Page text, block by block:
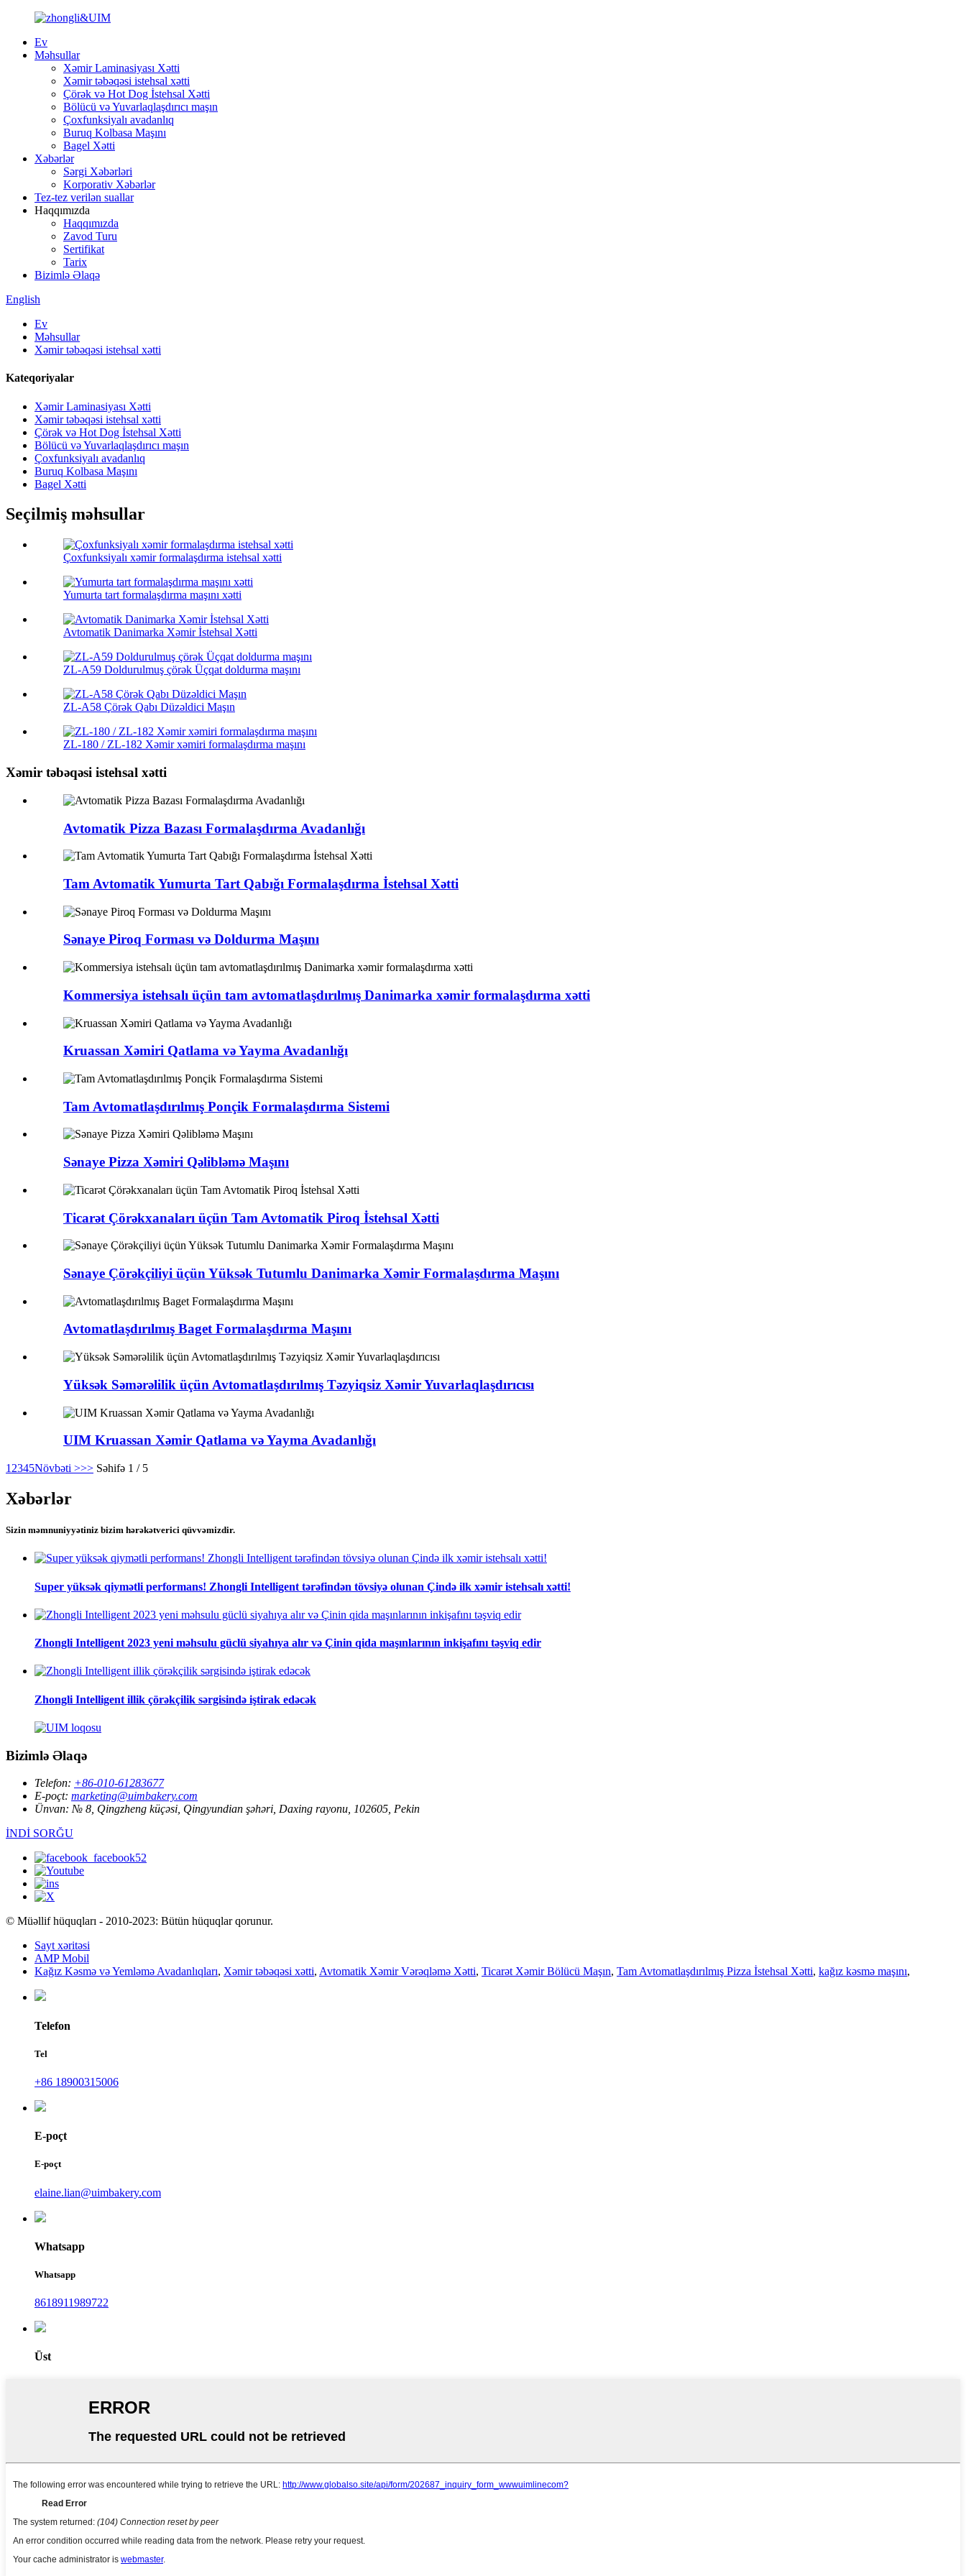
Ev
Məhsullar
Xəmir Laminasiyası Xətti
Xəmir təbəqəsi istehsal xətti
Çörək və Hot Dog İstehsal Xətti
Bölücü və Yuvarlaqlaşdırıcı maşın
Çoxfunksiyalı avadanlıq
Buruq Kolbasa Maşını
Bagel Xətti
Xəbərlər
Sərgi Xəbərləri
Korporativ Xəbərlər
Tez-tez verilən suallar
Haqqımızda
Haqqımızda
Zavod Turu
Sertifikat
Tarix
Bizimlə Əlaqə
English
Ev
Məhsullar
Xəmir təbəqəsi istehsal xətti
Kateqoriyalar
Xəmir Laminasiyası Xətti
Xəmir təbəqəsi istehsal xətti
Çörək və Hot Dog İstehsal Xətti
Bölücü və Yuvarlaqlaşdırıcı maşın
Çoxfunksiyalı avadanlıq
Buruq Kolbasa Maşını
Bagel Xətti
Seçilmiş məhsullar
Çoxfunksiyalı xəmir formalaşdırma istehsal xətti
Yumurta tart formalaşdırma maşını xətti
Avtomatik Danimarka Xəmir İstehsal Xətti
ZL-A59 Doldurulmuş çörək Üçqat doldurma maşını
ZL-A58 Çörək Qabı Düzəldici Maşın
ZL-180 / ZL-182 Xəmir xəmiri formalaşdırma maşını
Xəmir təbəqəsi istehsal xətti
Avtomatik Pizza Bazası Formalaşdırma Avadanlığı
Tam Avtomatik Yumurta Tart Qabığı Formalaşdırma İstehsal Xətti
Sənaye Piroq Forması və Doldurma Maşını
Kommersiya istehsalı üçün tam avtomatlaşdırılmış Danimarka xəmir formalaşdırma xətti
Kruassan Xəmiri Qatlama və Yayma Avadanlığı
Tam Avtomatlaşdırılmış Ponçik Formalaşdırma Sistemi
Sənaye Pizza Xəmiri Qəlibləmə Maşını
Ticarət Çörəkxanaları üçün Tam Avtomatik Piroq İstehsal Xətti
Sənaye Çörəkçiliyi üçün Yüksək Tutumlu Danimarka Xəmir Formalaşdırma Maşını
Avtomatlaşdırılmış Baget Formalaşdırma Maşını
Yüksək Səmərəlilik üçün Avtomatlaşdırılmış Təzyiqsiz Xəmir Yuvarlaqlaşdırıcısı
UIM Kruassan Xəmir Qatlama və Yayma Avadanlığı
1 2345Növbəti >>> Səhifə 1 / 5
Xəbərlər
Sizin məmnuniyyətiniz bizim hərəkətverici qüvvəmizdir.
Super yüksək qiymətli performans! Zhongli Intelligent tərəfindən tövsiyə olunan Çində ilk xəmir istehsalı xətti!
Zhongli Intelligent 2023 yeni məhsulu güclü siyahıya alır və Çinin qida maşınlarının inkişafını təşviq edir
Zhongli Intelligent illik çörəkçilik sərgisində iştirak edəcək
Bizimlə Əlaqə
Telefon: +86-010-61283677
E-poçt: marketing@uimbakery.com
Ünvan: № 8, Qingzheng küçəsi, Qingyundian şəhəri, Daxing rayonu, 102605, Pekin
İNDİ SORĞU
© Müəllif hüquqları - 2010-2023: Bütün hüquqlar qorunur.
Sayt xəritəsi
AMP Mobil
Kağız Kəsmə və Yemləmə Avadanlıqları, Xəmir təbəqəsi xətti, Avtomatik Xəmir Vərəqləmə Xətti, Ticarət Xəmir Bölücü Maşın, Tam Avtomatlaşdırılmış Pizza İstehsal Xətti, kağız kəsmə maşını,
Telefon
Tel
+86 18900315006
E-poçt
E-poçt
elaine.lian@uimbakery.com
Whatsapp
Whatsapp
8618911989722
Üst